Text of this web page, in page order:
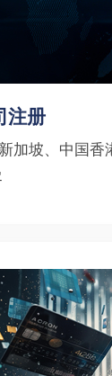
注册
加坡、中国香